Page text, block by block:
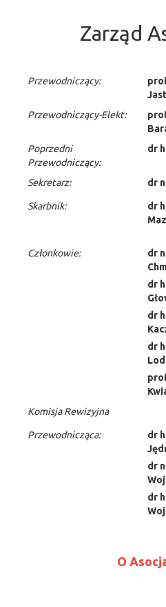
Zarząd
Przewodniczący:
Przewodniczący-Elekt:
Poprzedni
Przewodniczący:
dr
Sekretarz: dr
Skarbnik:
dr
Członkowie:
dr
dr
dr
dr
Komisja Rewizyjna
Przewodnicząca:
dr
dr
dr
O